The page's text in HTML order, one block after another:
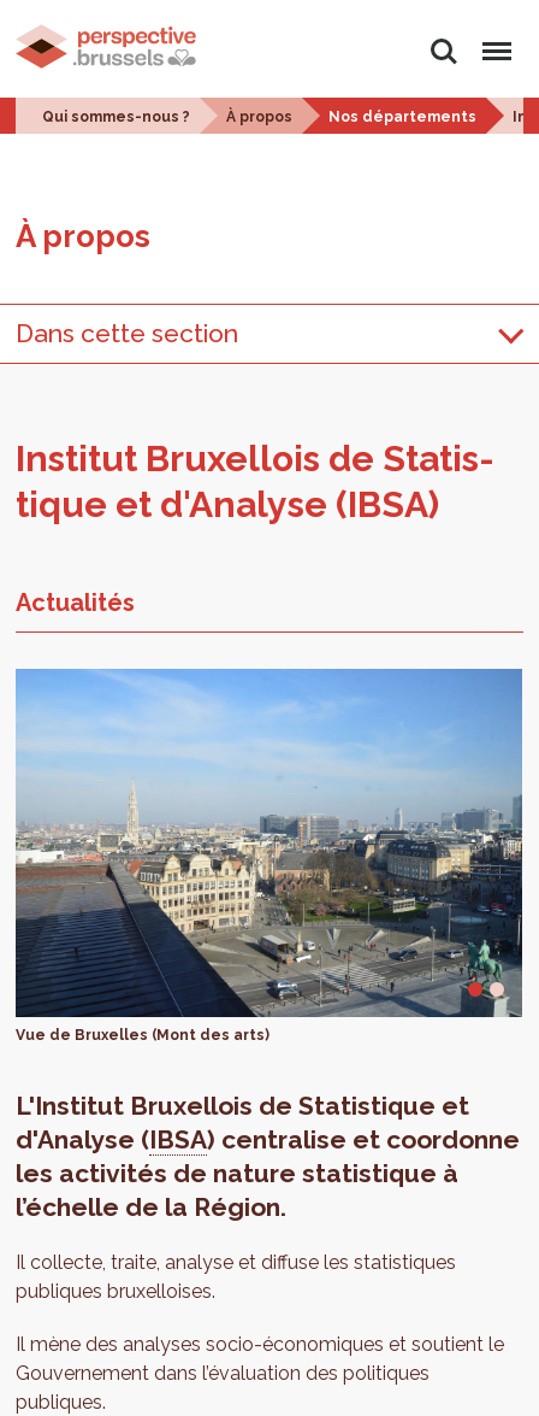
Rechercher
Menu
Qui sommes-nous ? À propos Nos départements
À pro­pos
Dans cette section
Ins­ti­tut Bruxel­lois de Sta­tis­
tique et d'A­na­lyse (IBSA)
Actualités
Vue de Bruxelles (Mont des arts)
L'Institut Bruxellois de Statistique et
d'Analyse (IBSA) centralise et coordonne
les activités de nature statistique à
l’échelle de la Région.
Il collecte, traite, analyse et diffuse les statistiques
publiques bruxelloises.
Il mène des analyses socio-économiques et soutient le
Gouvernement dans l’évaluation des politiques
publiques.